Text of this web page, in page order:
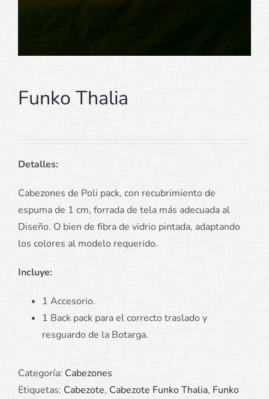
Funko Thalia
Detalles:
Cabezones de Poli pack, con recubrimiento de
espuma de 1 cm, forrada de tela más adecuada al
Diseño. O bien de fibra de vidrio pintada, adaptando
los colores al modelo requerido.
Incluye:
1 Accesorio.
1 Back pack para el correcto traslado y
resguardo de la Botarga.
Categoría: Cabezones
Etiquetas: Cabezote, Cabezote Funko Thalia, Funko